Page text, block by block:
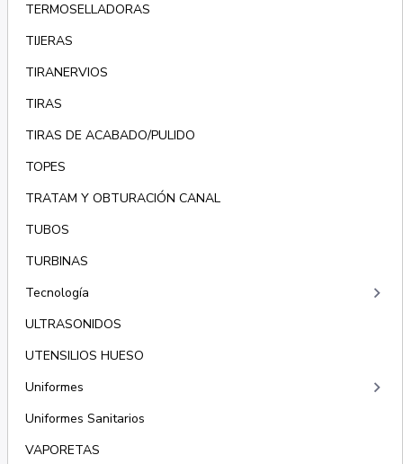
TERMOSELLADORAS
TIJERAS
TIRANERVIOS
TIRAS
TIRAS DE ACABADO/PULIDO
TOPES
TRATAM Y OBTURACIÓN CANAL
TUBOS
TURBINAS
Tecnología
keyboard_arrow_right
ULTRASONIDOS
UTENSILIOS HUESO
Uniformes
keyboard_arrow_right
Uniformes Sanitarios
VAPORETAS